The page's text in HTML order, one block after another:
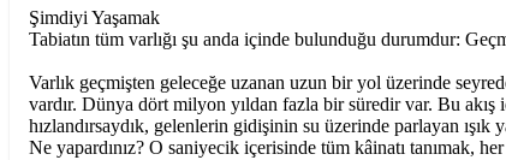
Şimdiyi Yaşamak
Tabiatın tüm varlığı şu anda içinde bulunduğu durumdur:
Varlık geçmişten geleceğe uzanan uzun bir yol üzerinde
vardır. Dünya dört milyon yıldan fazla bir süredir var. Bu
hızlandırsaydık, gelenlerin gidişinin su üzerinde parlayan ışık
Ne yapardınız? O saniyecik içerisinde tüm kâinatı tanımak,